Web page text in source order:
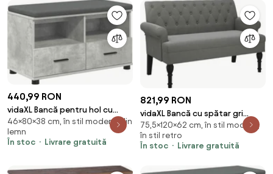
440,99 RON
vidaXL Bancă pentru hol cu
pernă cu sertar Gri Beton 80 x
38 x 46 cm
46×80×38 cm, în stil modern, din
lemn
În stoc
Livrare gratuită
821,99 RON
vidaXL Bancă cu spătar gri
închis 120x62x75,5 cm, material
textil
75,5×120×62 cm, în stil modern,
în stil retro
În stoc
Livrare gratuită